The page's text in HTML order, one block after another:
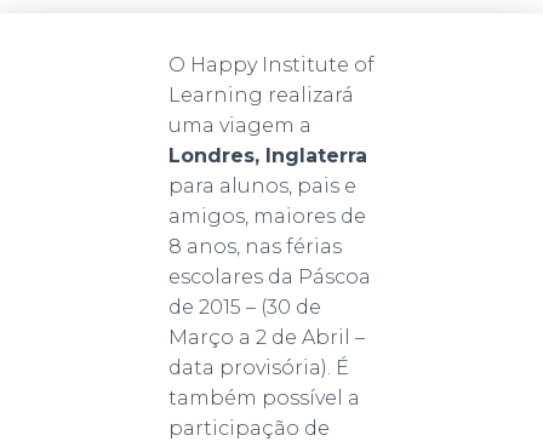
O Happy Institute of
Learning realizará
uma viagem a
Londres, Inglaterra
para alunos, pais e
amigos, maiores de
8 anos, nas férias
escolares da Páscoa
de 2015 – (30 de
Março a 2 de Abril –
data provisória). É
também possível a
participação de